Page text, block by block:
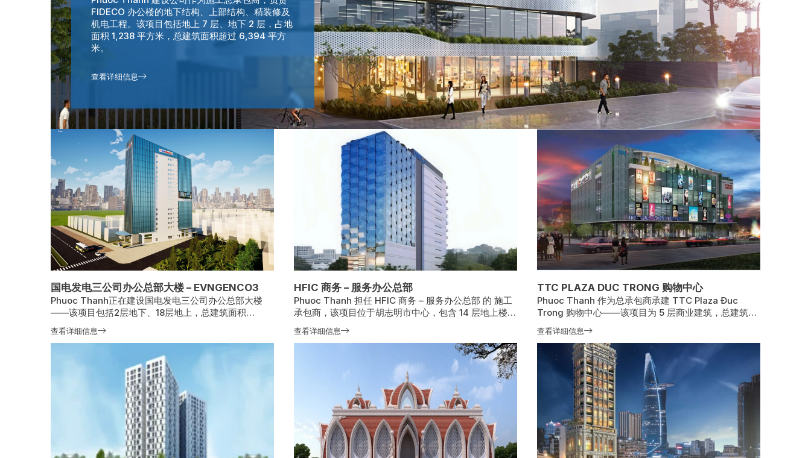
FIDECO 办公楼的地下结构、上部结构、精装修及
机电工程。该项目包括地上 7 层、地下 2 层，占地
面积 1,238 平方米，总建筑面积超过 6,394 平方
米。
查看详细信息
国电发电三公司办公总部大楼 – EVNGENCO3
Phuoc Thanh正在建设国电发电三公司办公总部大楼
——该项目包括2层地下、18层地上，总建筑面积
年5月开工，预计2027年12月竣工，将增强
查看详细信息
HFIC 商务 – 服务办公总部
Phuoc Thanh 担任 HFIC 商务 – 服务办公总部 的 施工
承包商，该项目位于胡志明市中心，包含 14 层地上楼层
查看详细信息
TTC PLAZA DUC TRONG 购物中心
Phuoc Thanh 作为总承包商承建 TTC Plaza Đuc
Trong 购物中心——该项目为 5 层商业建筑，总建筑面
工，为当地商业服务发展与城市形象提升作出重要贡
献。
查看详细信息